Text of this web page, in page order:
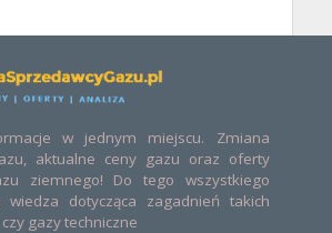
w jednym miejscu. Zmiana
aktualne ceny gazu oraz oferty
ziemnego! Do tego wszystkiego
wiedza dotycząca zagadnień takich
gazy techniczne